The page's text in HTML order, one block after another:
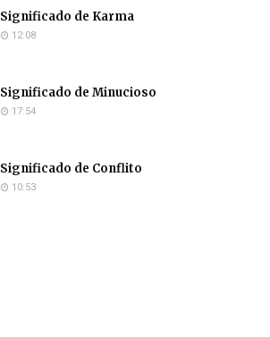
Significado de Karma
12:08
Significado de Minucioso
17:54
Significado de Conflito
10:53